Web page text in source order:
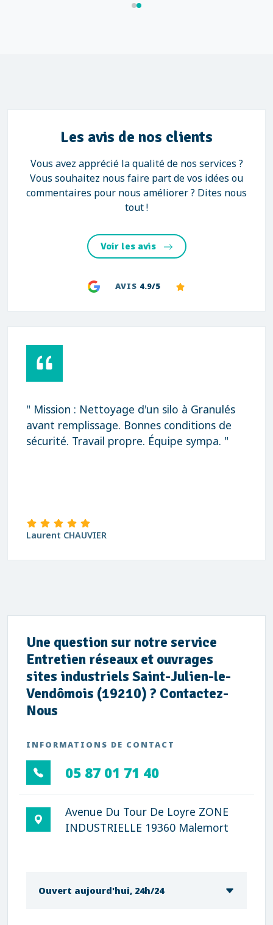
Les avis de nos clients
Vous avez apprécié la qualité de nos services ?
Vous souhaitez nous faire part de vos idées ou
commentaires pour nous améliorer ? Dites nous
tout !
Voir les avis
AVIS 4.9/5
" Mission : Nettoyage d'un silo à Granulés
avant remplissage. Bonnes conditions de
sécurité. Travail propre. Équipe sympa. "
Laurent CHAUVIER
Une question sur notre service
Entretien réseaux et ouvrages
sites industriels Saint-Julien-le-
Vendômois (19210) ? Contactez-
Nous
INFORMATIONS DE CONTACT
05 87 01 71 40
Avenue Du Tour De Loyre ZONE
INDUSTRIELLE 19360 Malemort
Ouvert aujourd'hui, 24h/24